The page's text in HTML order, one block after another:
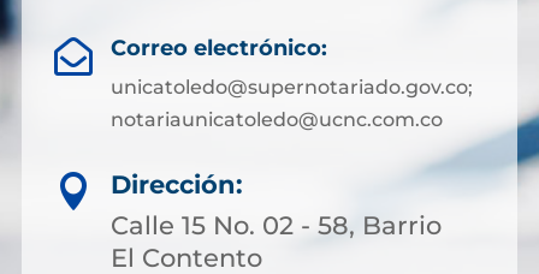
 Correo electrónico:
unicatoledo@supernotariado.gov.co;
notariaunicatoledo@ucnc.com.co

Dirección:
Calle 15 No. 02 - 58, Barrio
El Contento